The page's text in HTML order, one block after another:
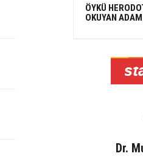
ÖYKÜ
OKUYAN ADAM
Dr.